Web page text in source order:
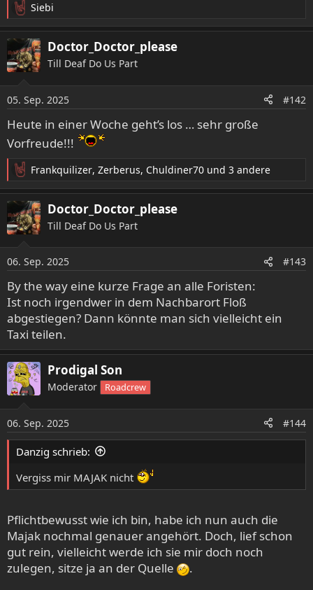
R
e
a
k
t
n
e
n
:
Siebi
Doctor_Doctor_please
Till Deaf Do Us Part
05. Sep. 2025 #142
Heute in einer Woche geht’s los … sehr große
Vorfreude!!!
R
e
a
k
t
n
e
n
:
Frankquilizer, Zerberus, Chuldiner70 und 3 andere
Doctor_Doctor_please
Till Deaf Do Us Part
06. Sep. 2025 #143
By the way eine kurze Frage an alle Foristen:
Ist noch irgendwer in dem Nachbarort Floß
abgestiegen? Dann könnte man sich vielleicht ein
Taxi teilen.
Prodigal Son
Moderator Roadcrew
06. Sep. 2025 #144
Danzig schrieb:
Vergiss mir MAJAK nicht
Pflichtbewusst wie ich bin, habe ich nun auch die
Majak nochmal genauer angehört. Doch, lief schon
gut rein, vielleicht werde ich sie mir doch noch
zulegen, sitze ja an der Quelle
.